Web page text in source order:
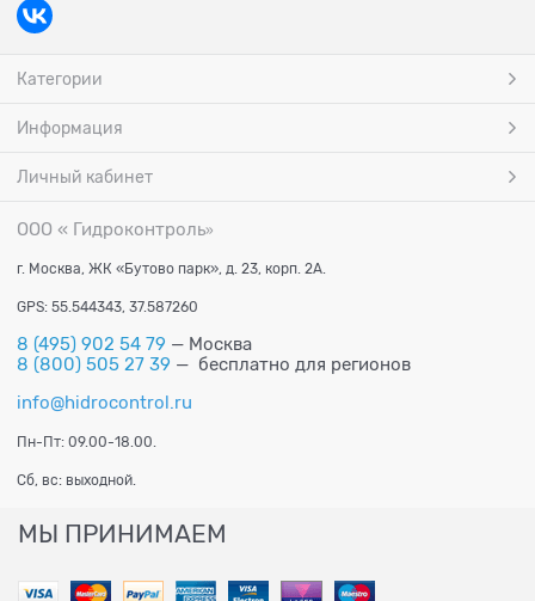
Категории
Информация
Личный кабинет
ООО « Гидроконтроль»
г. Москва, ЖК «Бутово парк», д. 23, корп. 2А.
GPS: 55.544343, 37.587260
8 (495) 902 54 79 — Москва
8 (800) 505 27 39 — бесплатно для регионов
info@hidrocontrol.ru
Пн-Пт: 09.00-18.00.
Сб, вс: выходной.
МЫ ПРИНИМАЕМ